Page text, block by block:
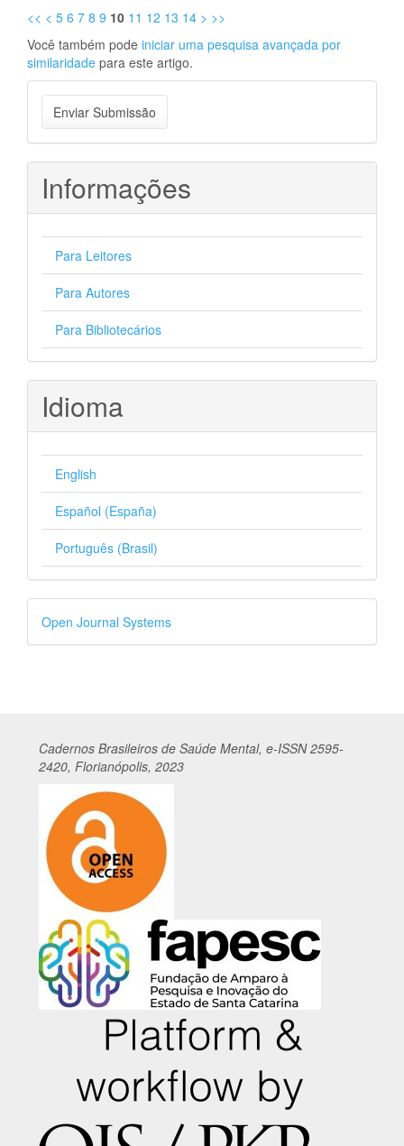
<< < 5 6 7 8 9 10 11 12 13 14 > >>
Você também pode iniciar uma pesquisa avançada por
similaridade para este artigo.
Enviar
Submissão
Enviar Submissão
Informações
Para Leitores
Para Autores
Para Bibliotecários
Idioma
English
Español (España)
Português (Brasil)
Desenvolvido
por
Open Journal Systems
Cadernos Brasileiros de Saúde Mental, e-ISSN 2595-
2420, Florianópolis, 2023